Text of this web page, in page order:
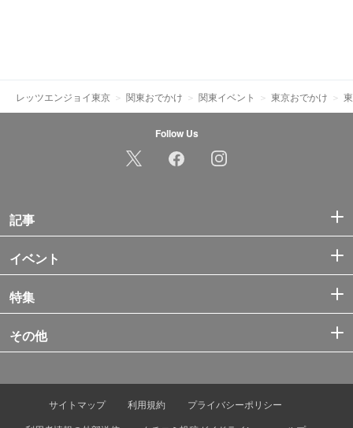
レッツエンジョイ東京 関東おでかけ 関東イベント 東京おでかけ
Follow Us
記事
イベント
特集
その他
サイトマップ 利用規約
プライバシーポリシー